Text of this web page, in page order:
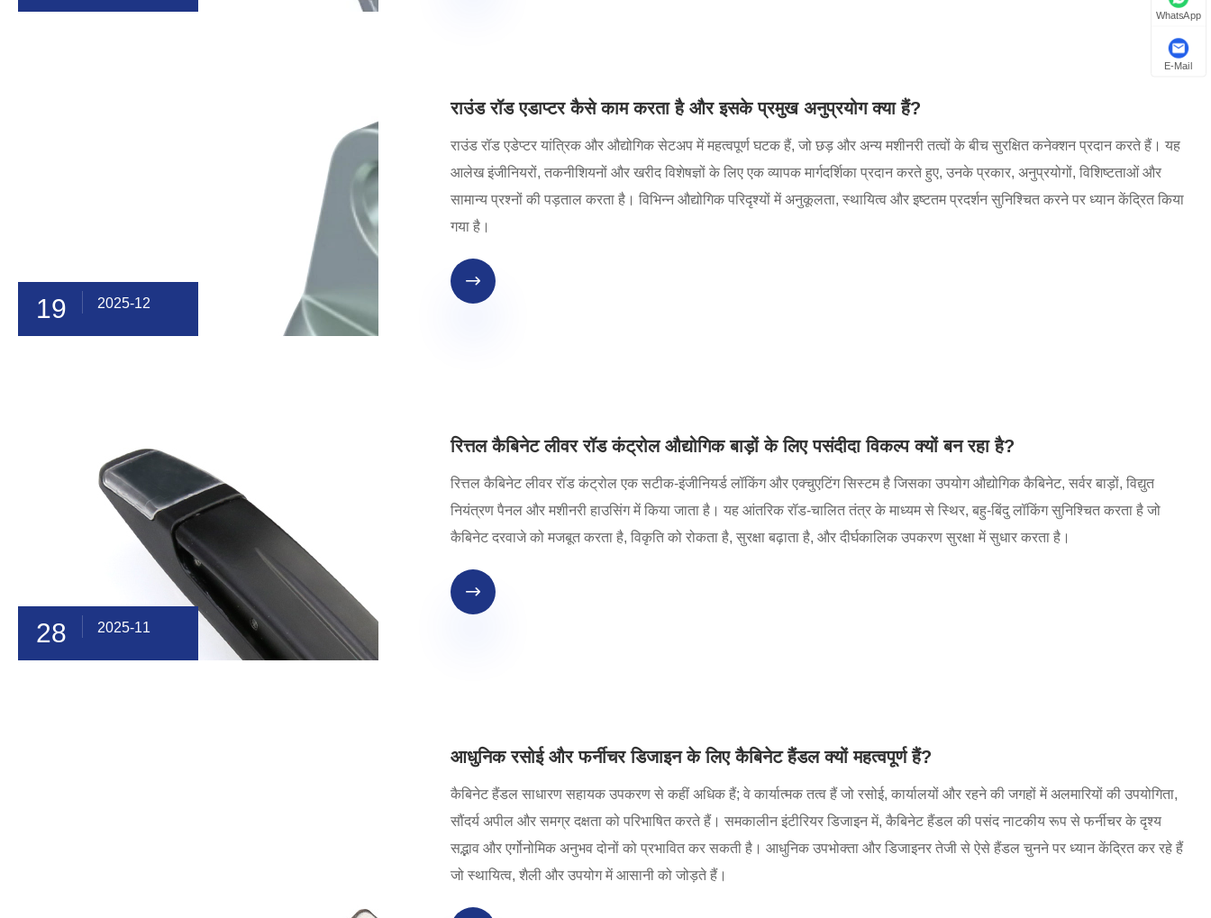
19 2025-12
राउंड रॉड एडाप्टर कैसे काम करता है और इसके प्रमुख अनुप्रयोग क्या हैं?
राउंड रॉड एडेप्टर यांत्रिक और औद्योगिक सेटअप में महत्वपूर्ण घटक हैं, जो छड़ और अन्य मशीनरी तत्वों के बीच सुरक्षित कनेक्शन प्रदान करते हैं। यह
आलेख इंजीनियरों, तकनीशियनों और खरीद विशेषज्ञों के लिए एक व्यापक मार्गदर्शिका प्रदान करते हुए, उनके प्रकार, अनुप्रयोगों, विशिष्टताओं और
सामान्य प्रश्नों की पड़ताल करता है। विभिन्न औद्योगिक परिदृश्यों में अनुकूलता, स्थायित्व और इष्टतम प्रदर्शन सुनिश्चित करने पर ध्यान केंद्रित किया
गया है।

28 2025-11
रित्तल कैबिनेट लीवर रॉड कंट्रोल औद्योगिक बाड़ों के लिए पसंदीदा विकल्प क्यों बन रहा है?
रित्तल कैबिनेट लीवर रॉड कंट्रोल एक सटीक-इंजीनियर्ड लॉकिंग और एक्चुएटिंग सिस्टम है जिसका उपयोग औद्योगिक कैबिनेट, सर्वर बाड़ों, विद्युत
नियंत्रण पैनल और मशीनरी हाउसिंग में किया जाता है। यह आंतरिक रॉड-चालित तंत्र के माध्यम से स्थिर, बहु-बिंदु लॉकिंग सुनिश्चित करता है जो
कैबिनेट दरवाजे को मजबूत करता है, विकृति को रोकता है, सुरक्षा बढ़ाता है, और दीर्घकालिक उपकरण सुरक्षा में सुधार करता है।

आधुनिक रसोई और फर्नीचर डिजाइन के लिए कैबिनेट हैंडल क्यों महत्वपूर्ण हैं?
कैबिनेट हैंडल साधारण सहायक उपकरण से कहीं अधिक हैं; वे कार्यात्मक तत्व हैं जो रसोई, कार्यालयों और रहने की जगहों में अलमारियों की उपयोगिता,
सौंदर्य अपील और समग्र दक्षता को परिभाषित करते हैं। समकालीन इंटीरियर डिजाइन में, कैबिनेट हैंडल की पसंद नाटकीय रूप से फर्नीचर के दृश्य
सद्भाव और एर्गोनोमिक अनुभव दोनों को प्रभावित कर सकती है। आधुनिक उपभोक्ता और डिजाइनर तेजी से ऐसे हैंडल चुनने पर ध्यान केंद्रित कर रहे हैं
जो स्थायित्व, शैली और उपयोग में आसानी को जोड़ते हैं।
WhatsApp
E-Mail